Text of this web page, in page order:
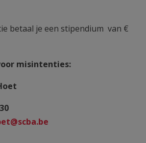
betaal je een stipendium van €
misintenties: